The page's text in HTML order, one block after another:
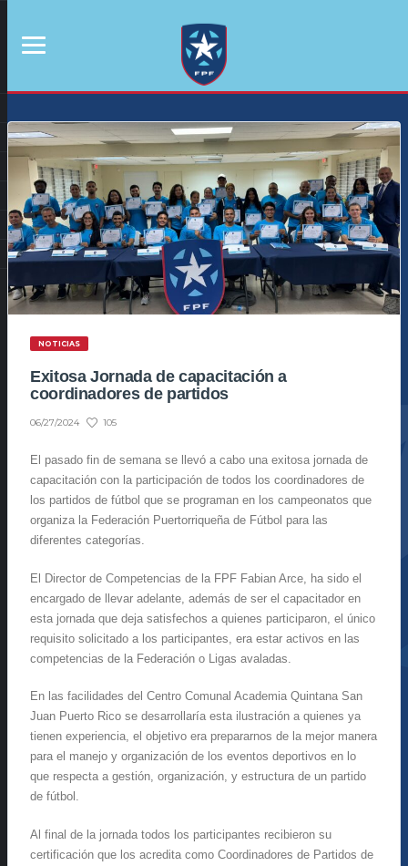
NOTICIAS
Exitosa Jornada de capacitación a
coordinadores de partidos
06/27/2024 105
El pasado fin de semana se llevó a cabo una exitosa jornada de
capacitación con la participación de todos los coordinadores de
los partidos de fútbol que se programan en los campeonatos que
organiza la Federación Puertorriqueña de Fútbol para las
diferentes categorías.
El Director de Competencias de la FPF Fabian Arce, ha sido el
encargado de llevar adelante, además de ser el capacitador en
esta jornada que deja satisfechos a quienes participaron, el único
requisito solicitado a los participantes, era estar activos en las
competencias de la Federación o Ligas avaladas.
En las facilidades del Centro Comunal Academia Quintana San
Juan Puerto Rico se desarrollaría esta ilustración a quienes ya
tienen experiencia, el objetivo era prepararnos de la mejor manera
para el manejo y organización de los eventos deportivos en lo
que respecta a gestión, organización, y estructura de un partido
de fútbol.
Al final de la jornada todos los participantes recibieron su
certificación que los acredita como Coordinadores de Partidos de